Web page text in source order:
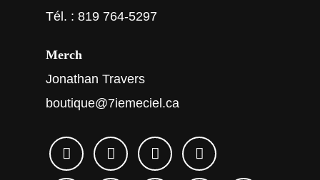
Tél. : 819 764-5297
Merch
Jonathan Travers
boutique@7iemeciel.ca